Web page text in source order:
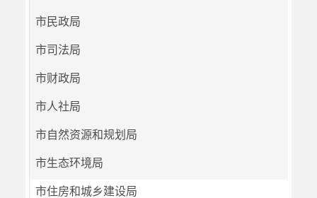
市民政局
市司法局
市财政局
市人社局
市自然资源和规划局
市生态环境局
市住房和城乡建设局